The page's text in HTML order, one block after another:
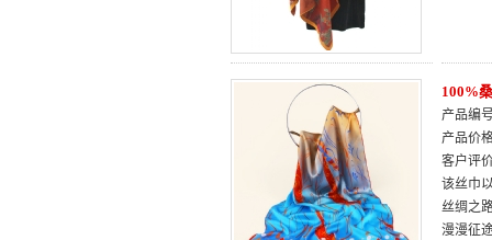
100%
产品编
产品价
客户评
该丝巾
丝绸之
漫漫征